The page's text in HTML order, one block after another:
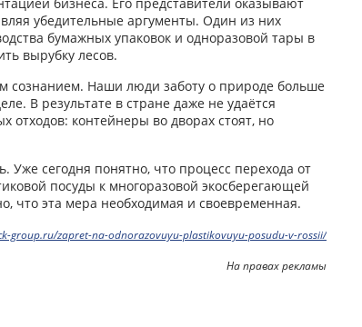
убедительные аргументы. Один из них
бумажных упаковок и одноразовой тары в
вырубку лесов.
сознанием. Наши люди заботу о природе больше
В результате в стране даже не удаётся
отходов: контейнеры во дворах стоят, но
Уже сегодня понятно, что процесс перехода от
посуды к многоразовой экосберегающей
что эта мера необходимая и своевременная.
group.ru/zapret-na-odnorazovuyu-plastikovuyu-posudu-v-rossii/
На правах рекламы